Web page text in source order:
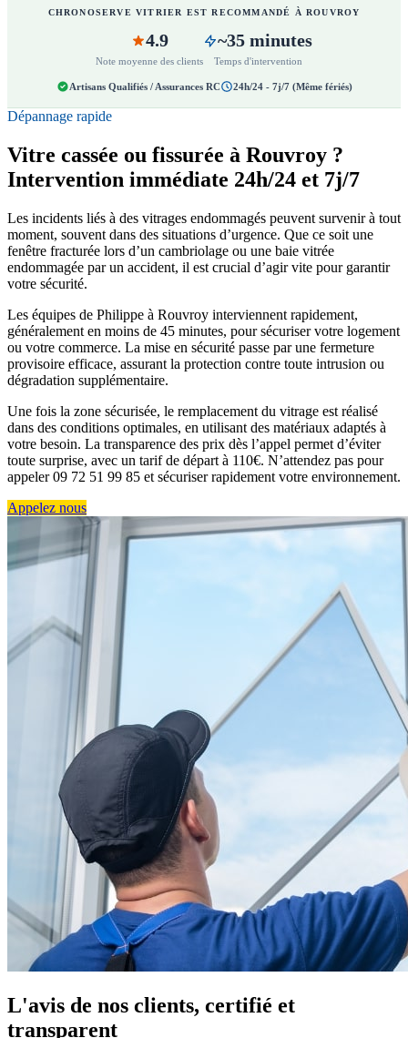
CHRONOSERVE VITRIER EST RECOMMANDÉ À ROUVROY
4.9
Note moyenne des clients
~35 minutes
Temps d'intervention
Artisans Qualifiés / Assurances RC 24h/24 - 7j/7 (Même fériés)
Dépannage rapide
Vitre cassée ou fissurée à Rouvroy ?
Intervention immédiate 24h/24 et 7j/7
Les incidents liés à des vitrages endommagés peuvent survenir à tout
moment, souvent dans des situations d’urgence. Que ce soit une
fenêtre fracturée lors d’un cambriolage ou une baie vitrée
endommagée par un accident, il est crucial d’agir vite pour garantir
votre sécurité.
Les équipes de Philippe à Rouvroy interviennent rapidement,
généralement en moins de 45 minutes, pour sécuriser votre logement
ou votre commerce. La mise en sécurité passe par une fermeture
provisoire efficace, assurant la protection contre toute intrusion ou
dégradation supplémentaire.
Une fois la zone sécurisée, le remplacement du vitrage est réalisé
dans des conditions optimales, en utilisant des matériaux adaptés à
votre besoin. La transparence des prix dès l’appel permet d’éviter
toute surprise, avec un tarif de départ à 110€. N’attendez pas pour
appeler 09 72 51 99 85 et sécuriser rapidement votre environnement.
Appelez nous
L'avis de nos clients, certifié et
transparent